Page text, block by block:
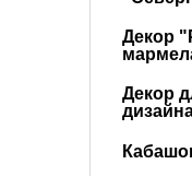
Декор
Декор